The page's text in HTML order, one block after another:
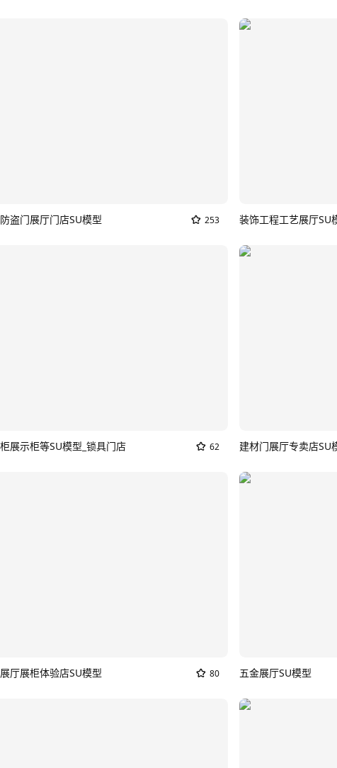
盗门展厅门店SU模型 253 装饰工程工艺展厅SU
展示柜等SU模型_锁具门店 62 建材门展厅专卖店SU
厅展柜体验店SU模型 80 五金展厅SU模型